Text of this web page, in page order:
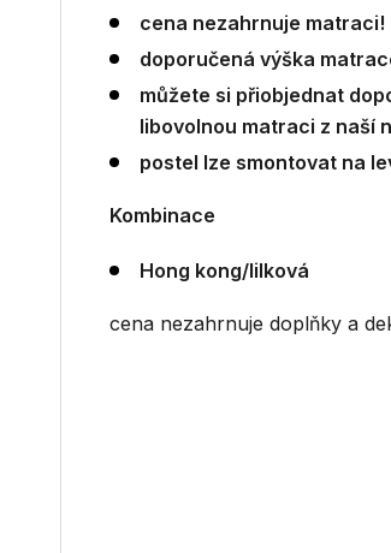
cena nezahrnuje matraci!
doporučená výška
můžete si přiobjednat
libovolnou matraci z naší
postel lze smontovat na
Kombinace
Hong kong/lilková
cena nezahrnuje doplňky a